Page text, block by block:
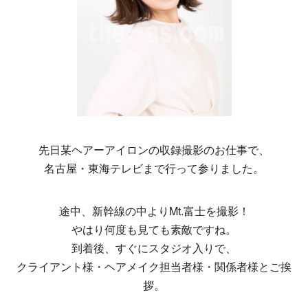
先日某ヘアーアイロンの収録撮影のお仕事で、
名古屋・東海テレビまで行って参りました。
途中、新幹線の中よりMt.富士を撮影！
やはり何度も見ても素敵ですね。
到着後、すぐにスタジオ入りで、
クライアント様・ヘアメイク担当者様・関係者様とご挨
拶。